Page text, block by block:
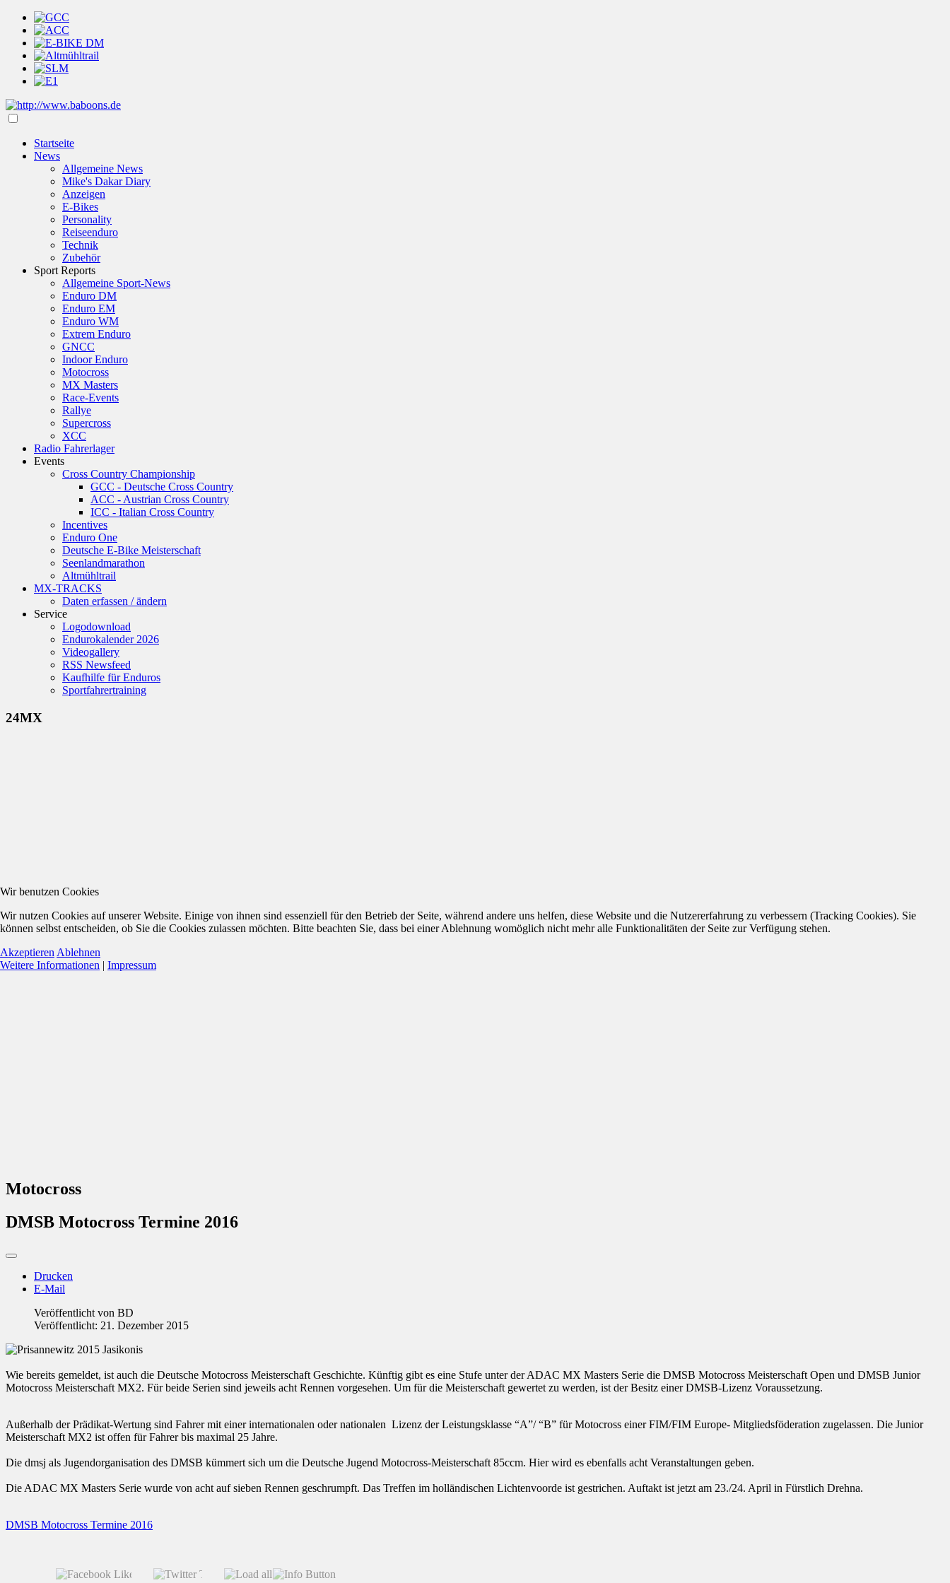
Startseite
News
Allgemeine News
Mike's Dakar Diary
Anzeigen
E-Bikes
Personality
Reiseenduro
Technik
Zubehör
Sport Reports
Allgemeine Sport-News
Enduro DM
Enduro EM
Enduro WM
Extrem Enduro
GNCC
Indoor Enduro
Motocross
MX Masters
Race-Events
Rallye
Supercross
XCC
Radio Fahrerlager
Events
Cross Country Championship
GCC - Deutsche Cross Country
ACC - Austrian Cross Country
ICC - Italian Cross Country
Incentives
Enduro One
Deutsche E-Bike Meisterschaft
Seenlandmarathon
Altmühltrail
MX-TRACKS
Daten erfassen / ändern
Service
Logodownload
Endurokalender 2026
Videogallery
RSS Newsfeed
Kaufhilfe für Enduros
Sportfahrertraining
24MX
Motocross
DMSB Motocross Termine 2016
Drucken
E-Mail
Veröffentlicht von BD
Veröffentlicht: 21. Dezember 2015
Wie bereits gemeldet, ist auch die Deutsche Motocross Meisterschaft Geschichte. Künftig gibt es eine Stufe unter der ADAC MX Masters Serie die DMSB Motocross Meisterschaft Open und DMSB Junior
Motocross Meisterschaft MX2. Für beide Serien sind jeweils acht Rennen vorgesehen. Um für die Meisterschaft gewertet zu werden, ist der Besitz einer DMSB-Lizenz Voraussetzung.
Außerhalb der Prädikat-Wertung sind Fahrer mit einer internationalen oder nationalen Lizenz der Leistungsklasse “A”/ “B” für Motocross einer FIM/FIM Europe- Mitgliedsföderation zugelassen. Die Junior
Meisterschaft MX2 ist offen für Fahrer bis maximal 25 Jahre.
Die dmsj als Jugendorganisation des DMSB kümmert sich um die Deutsche Jugend Motocross-Meisterschaft 85ccm. Hier wird es ebenfalls acht Veranstaltungen geben.
Die ADAC MX Masters Serie wurde von acht auf sieben Rennen geschrumpft. Das Treffen im holländischen Lichtenvoorde ist gestrichen. Auftakt ist jetzt am 23./24. April in Fürstlich Drehna.
DMSB Motocross Termine 2016
Wir benutzen Cookies
Wir nutzen Cookies auf unserer Website. Einige von ihnen sind essenziell für den Betrieb der Seite, während andere uns helfen, diese Website und die Nutzererfahrung zu verbessern (Tracking Cookies). Sie
können selbst entscheiden, ob Sie die Cookies zulassen möchten. Bitte beachten Sie, dass bei einer Ablehnung womöglich nicht mehr alle Funktionalitäten der Seite zur Verfügung stehen.
Akzeptieren Ablehnen
Weitere Informationen | Impressum